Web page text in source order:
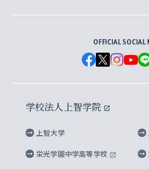
経済学研究科
グローバル・スタディー
メディア・ジャーナリズ
水稀少社会研究センター
先進機械・構造材料イノ
学部入学前に出願する奨
国による高等教育の修学
大学院生対象の奨学金
海外留学する際の費用と
父母・保証人とのネット
学外とのネットワーク
上智大学の出版物
上智大学大学案内・大学
英文広報誌 SOPHIA
上智大学のビジュアル・
上智大学ビジュアル・ア
上智大学校歌 ・上智大
上智大学への取材・キャ
上智大学の公開情報
上智大学の教育研究活動
キャンパス案内
OFFICIAL SOCIAL
学校法人上智学院
上智大学
栄光学園中学高等学校